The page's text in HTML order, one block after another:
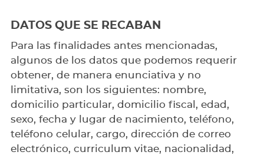
DATOS QUE SE RECABAN
Para las finalidades antes mencionadas,
algunos de los datos que podemos requerir
obtener, de manera enunciativa y no
limitativa, son los siguientes: nombre,
domicilio particular, domicilio fiscal, edad,
sexo, fecha y lugar de nacimiento, teléfono,
teléfono celular, cargo, dirección de correo
electrónico, curriculum vitae, nacionalidad,